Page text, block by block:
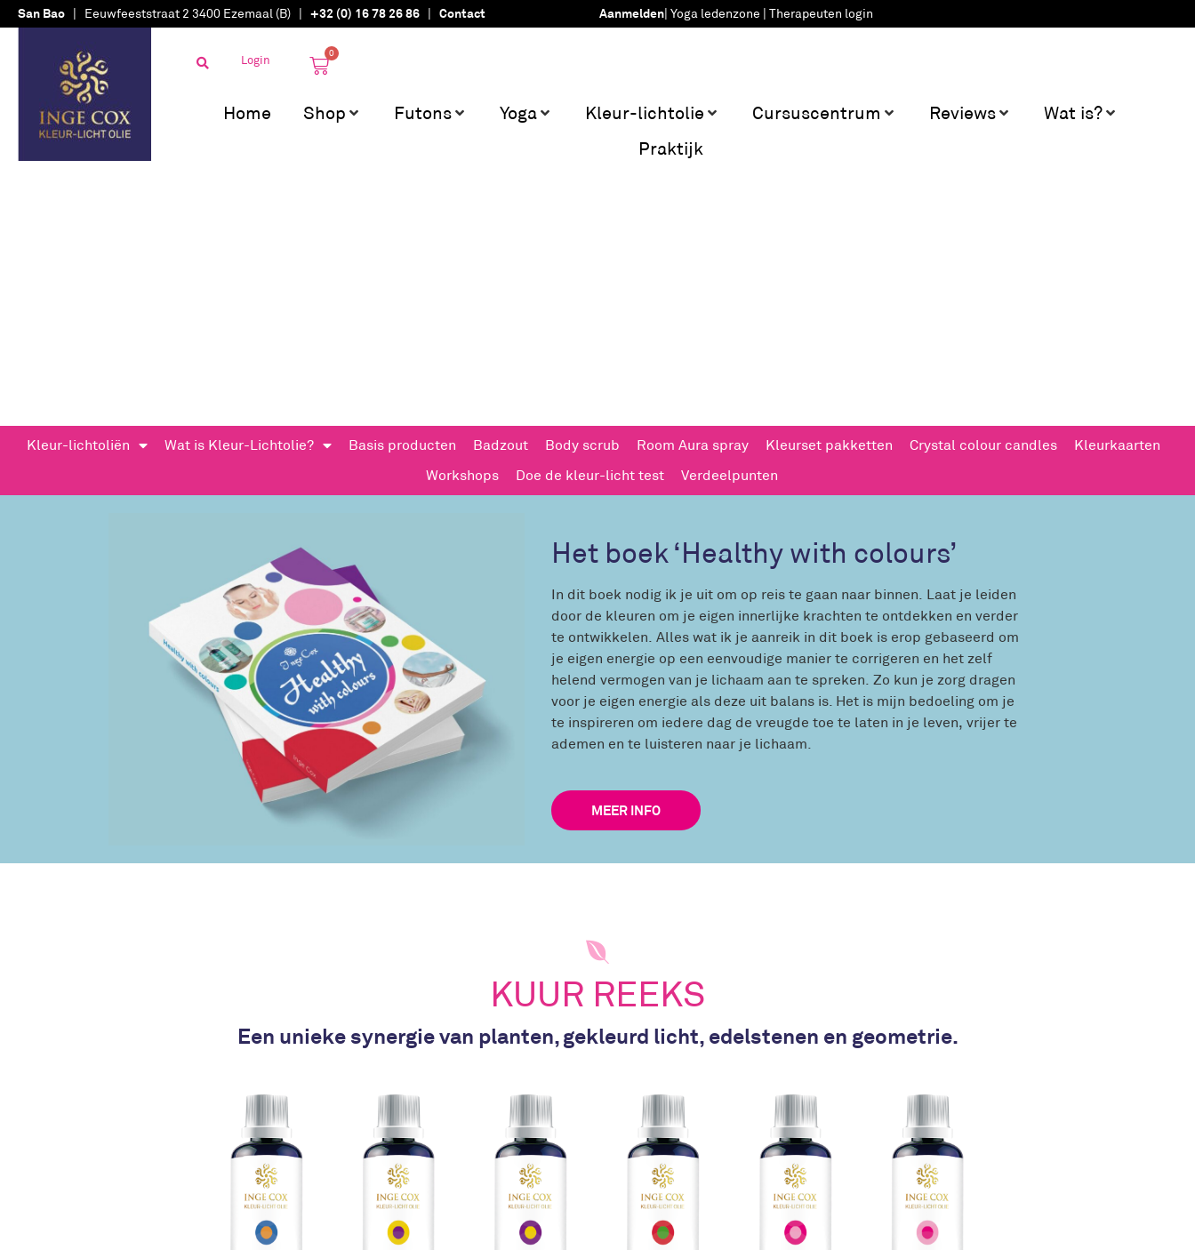
San Bao | Eeuwfeeststraat 2 3400 Ezemaal (B) | +32 (0) 16 78 26 86 | Contact Aanmelden| Yoga ledenzone | Therapeuten login
Login 0
Home Shop Futons Yoga Kleur-lichtolie Cursuscentrum Reviews
Wat is?
Praktijk
Kleur-lichtoliën Wat is Kleur-Lichtolie? Basis producten Badzout Body scrub Room Aura spray Kleurset pakketten Crystal colour candles
Kleurkaarten
Workshops
Doe de kleur-licht test Verdeelpunten
Het boek ‘Healthy with colours’
In dit boek nodig ik je uit om op reis te gaan naar binnen. Laat je leiden
door de kleuren om je eigen innerlijke krachten te ontdekken en verder
te ontwikkelen. Alles wat ik je aanreik in dit boek is erop gebaseerd om
je eigen energie op een eenvoudige manier te corrigeren en het zelf
helend vermogen van je lichaam aan te spreken. Zo kun je zorg dragen
voor je eigen energie als deze uit balans is. Het is mijn bedoeling om je
te inspireren om iedere dag de vreugde toe te laten in je leven, vrijer te
ademen en te luisteren naar je lichaam.
MEER INFO
KUUR REEKS
Een unieke synergie van planten, gekleurd licht, edelstenen en geometrie.